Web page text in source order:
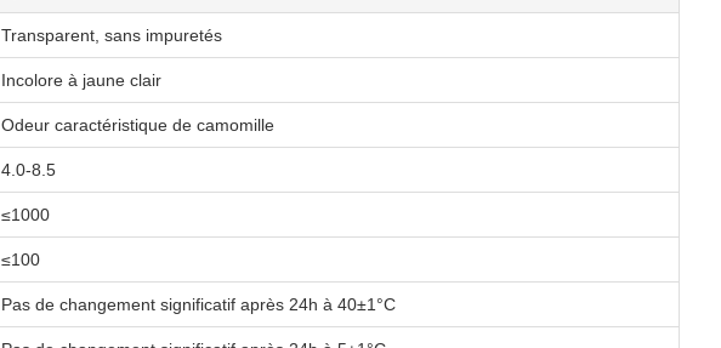
Transparent, sans impuretés
Incolore à jaune clair
Odeur caractéristique de camomille
4.0-8.5
≤1000
≤100
Pas de changement significatif après 24h à 40±1°C